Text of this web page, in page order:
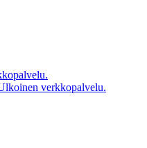
verkkopalvelu.